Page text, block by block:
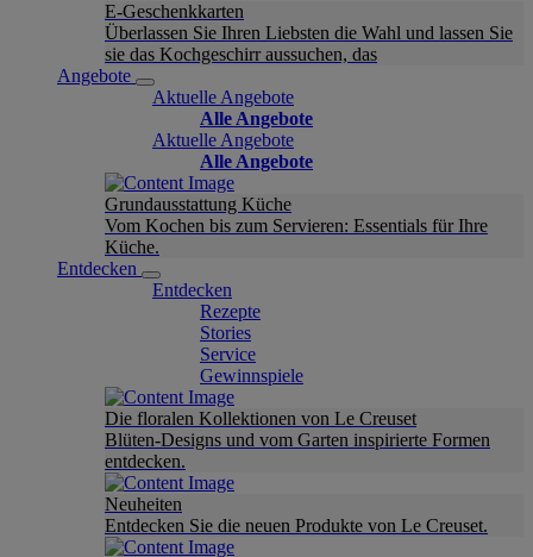
E-Geschenkkarten
Überlassen Sie Ihren Liebsten die Wahl und lassen Sie
sie das Kochgeschirr aussuchen, das
Angebote
Aktuelle Angebote
Alle Angebote
Aktuelle Angebote
Alle Angebote
Grundausstattung Küche
Vom Kochen bis zum Servieren: Essentials für Ihre
Küche.
Entdecken
Entdecken
Rezepte
Stories
Service
Gewinnspiele
Die floralen Kollektionen von Le Creuset
Blüten-Designs und vom Garten inspirierte Formen
entdecken.
Neuheiten
Entdecken Sie die neuen Produkte von Le Creuset.